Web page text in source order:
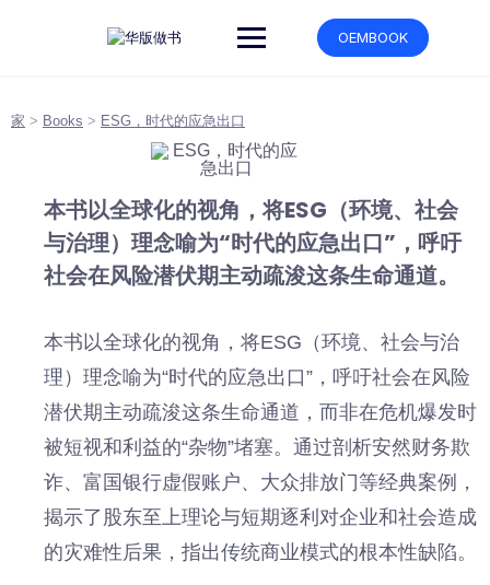
OEMBOOK
家 > Books > ESG，时代的应急出口
本书以全球化的视角，将ESG（环境、社会
与治理）理念喻为“时代的应急出口”，呼吁
社会在风险潜伏期主动疏浚这条生命通道。
本书以全球化的视角，将ESG（环境、社会与治
理）理念喻为“时代的应急出口”，呼吁社会在风险
潜伏期主动疏浚这条生命通道，而非在危机爆发时
被短视和利益的“杂物”堵塞。通过剖析安然财务欺
诈、富国银行虚假账户、大众排放门等经典案例，
揭示了股东至上理论与短期逐利对企业和社会造成
的灾难性后果，指出传统商业模式的根本性缺陷。